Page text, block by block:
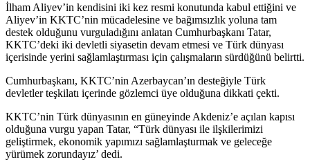
İlham Aliyev’in kendisini iki kez resmi konutunda kabul ettiğini ve
Aliyev’in KKTC’nin mücadelesine ve bağımsızlık yoluna tam
destek olduğunu vurguladığını anlatan Cumhurbaşkanı Tatar,
KKTC’deki iki devletli siyasetin devam etmesi ve Türk dünyası
içerisinde yerini sağlamlaştırması için çalışmaların sürdüğünü belirtti.
Cumhurbaşkanı, KKTC’nin Azerbaycan’ın desteğiyle Türk
devletler teşkilatı içerinde gözlemci üye olduğuna dikkati çekti.
KKTC’nin Türk dünyasının en güneyinde Akdeniz’e açılan kapısı
olduğuna vurgu yapan Tatar, “Türk dünyası ile ilşkilerimizi
geliştirmek, ekonomik yapımızı sağlamlaşturmak ve geleceğe
yürümek zorundayız’ dedi.